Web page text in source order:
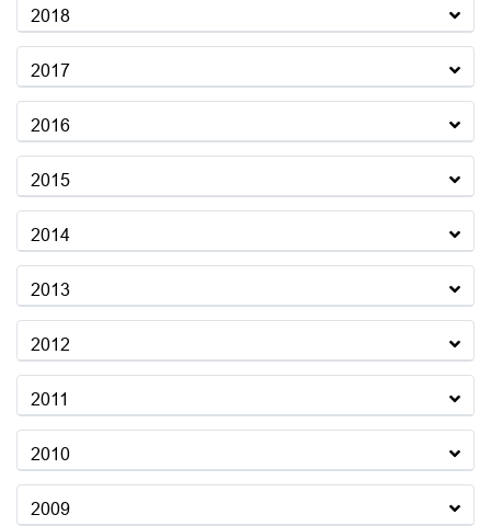
2018
2017
2016
2015
2014
2013
2012
2011
2010
2009